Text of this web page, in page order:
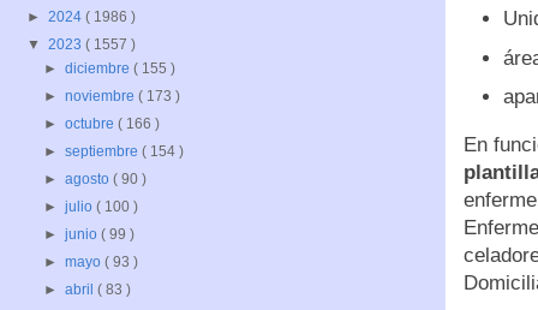
En
► 2024 ( 1986 )
▼ 2023 ( 1557 )
►diciembre( 155 )
►noviembre( 173 )
►octubre( 166 )
►septiembre( 154 )
►agosto( 90 )
►julio( 100 )
►junio( 99 )
►mayo( 93 )
►abril( 83 )